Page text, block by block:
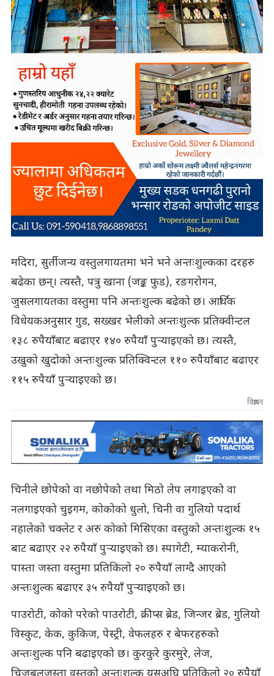
मदिरा, सुर्तीजन्य वस्तुलगायतमा भने भने अन्तःशुल्कका दरहरु
बढेका छन्। त्यस्तै, पत्रु खाना (जङ्क फुड), रङगरोगन,
जुसलगायतका वस्तुमा पनि अन्तःशुल्क बढेको छ। आर्थिक
विधेयकअनुसार गुड, सख्खर भेलीको अन्तःशुल्क प्रतिक्वीन्टल
१३८ रुपैयाँबाट बढाएर १४० रुपैयाँ पुर्‍याइएको छ। त्यस्तै,
उखुको खुदोको अन्तःशुल्क प्रतिक्विन्टल ११० रुपैयाँबाट बढाएर
११५ रुपैयाँ पुर्‍याइएको छ।
विज्ञापन
चिनीले छोपेको वा नछोपेको तथा मिठो लेप लगाइएको वा
नलगाइएको चुइगम, कोकोको धुलो, चिनी वा गुलियो पदार्थ
नहालेको चक्लेट र अरु कोको मिसिएका वस्तुको अन्तःशुल्क १५
बाट बढाएर २२ रुपैयाँ पुर्‍याइएको छ। स्पागेटी, म्याकरोनी,
पास्ता जस्ता वस्तुमा प्रतिकिलो २० रुपैयाँ लाग्दै आएको
अन्तःशुल्क बढाएर ३५ रुपैयाँ पुर्‍याइएको छ।
पाउरोटी, कोको परेको पाउरोटी, क्रीप्स ब्रेड, जिन्जर ब्रेड, गुलियो
विस्कुट, केक, कुकिज, पेस्ट्री, वेफलहरु र बेफरहरुको
अन्तःशुल्क पनि बढाइएको छ। कुरकुरे कुरमुरे, लेज,